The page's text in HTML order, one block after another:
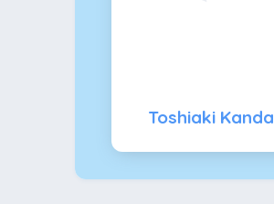
Toshiaki Kanda